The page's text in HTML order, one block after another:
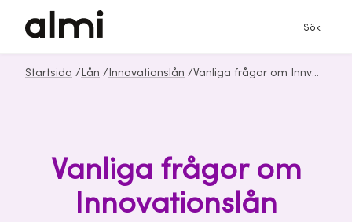
Sök
Startsida / Lån / Innovationslån / Vanliga frågor om Innvovationslån från Almi
Vanliga frågor om
Innovationslån